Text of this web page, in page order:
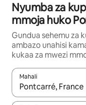
Nyumba za
mmoja huko
Gundua sehemu za
ambazo unahisi
kukaa za mwezi
Mahali
Wakati matokeo